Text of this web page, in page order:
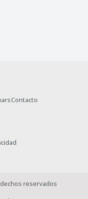
Contacto
reservados